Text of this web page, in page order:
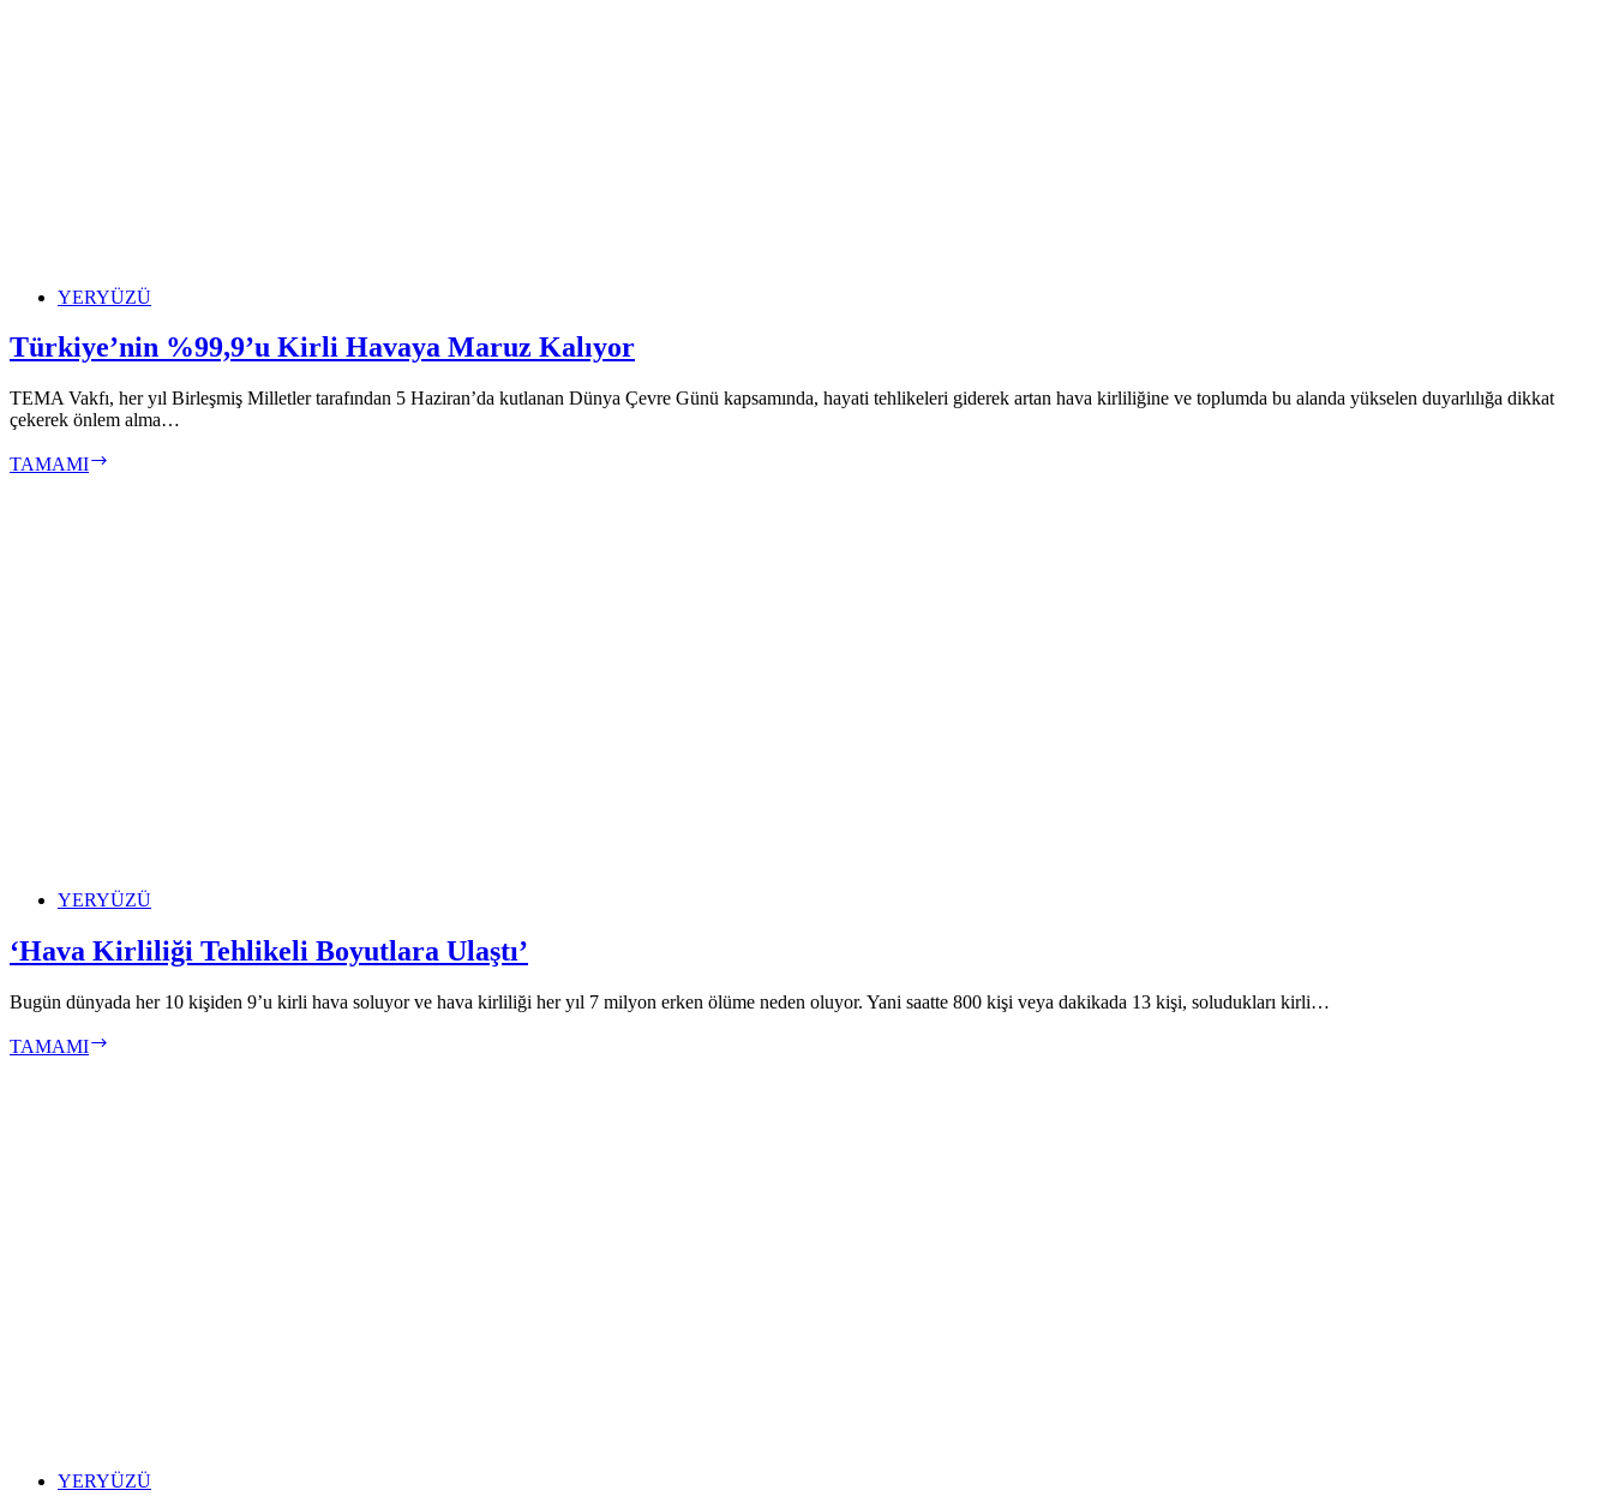
YERYÜZÜ
Türkiye’nin %99,9’u Kirli Havaya Maruz Kalıyor
TEMA Vakfı, her yıl Birleşmiş Milletler tarafından 5 Haziran’da kutlanan Dünya Çevre Günü kapsamında, hayati tehlikeleri giderek artan hava kirliliğine ve toplumda bu alanda yükselen duyarlılığa dikkat
çekerek önlem alma…
TAMAMI
YERYÜZÜ
‘Hava Kirliliği Tehlikeli Boyutlara Ulaştı’
Bugün dünyada her 10 kişiden 9’u kirli hava soluyor ve hava kirliliği her yıl 7 milyon erken ölüme neden oluyor. Yani saatte 800 kişi veya dakikada 13 kişi, soludukları kirli…
TAMAMI
YERYÜZÜ